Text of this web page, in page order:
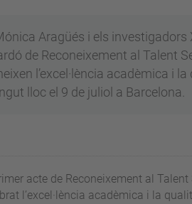
Aragüés i els investigadors
de Reconeixement al Talent
l’excel·lència acadèmica i
lloc el 9 de juliol a Barcelona.
acte de Reconeixement al Talent
l’excel·lència acadèmica i la